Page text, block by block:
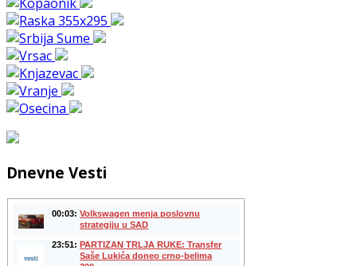
Dnevne Vesti